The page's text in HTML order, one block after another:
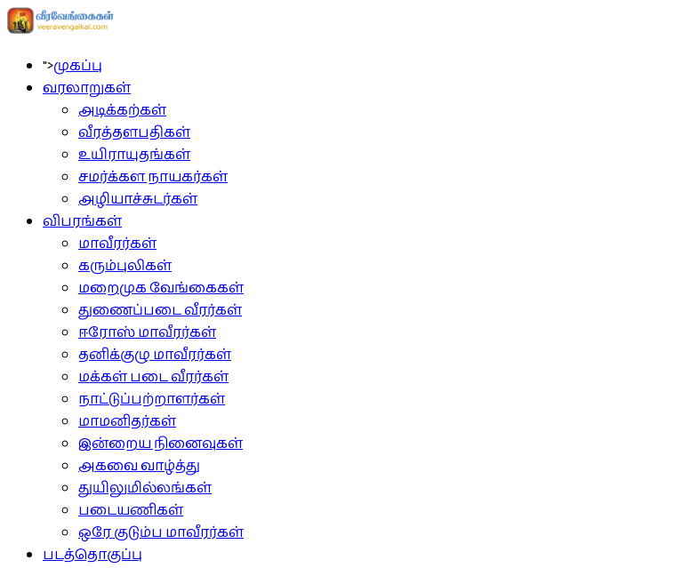
">முகப்பு
வரலாறுகள்
அடிக்கற்கள்
வீரத்தளபதிகள்
உயிராயுதங்கள்
சமர்க்கள நாயகர்கள்
அழியாச்சுடர்கள்
விபரங்கள்
மாவீரர்கள்
கரும்புலிகள்
மறைமுக வேங்கைகள்
துணைப்படை வீரர்கள்
ஈரோஸ் மாவீரர்கள்
தனிக்குழு மாவீரர்கள்
மக்கள் படை வீரர்கள்
நாட்டுப்பற்றாளர்கள்
மாமனிதர்கள்
இன்றைய நினைவுகள்
அகவை வாழ்த்து
துயிலுமில்லங்கள்
படையணிகள்
ஒரே குடும்ப மாவீரர்கள்
படத்தொகுப்பு